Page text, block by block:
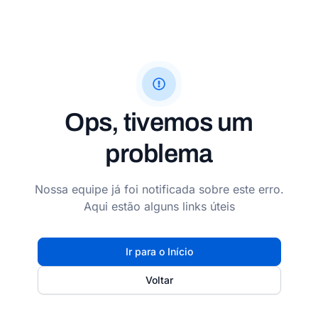
Ops, tivemos um
problema
Nossa equipe já foi notificada sobre este erro.
Aqui estão alguns links úteis
Ir para o Início
Voltar